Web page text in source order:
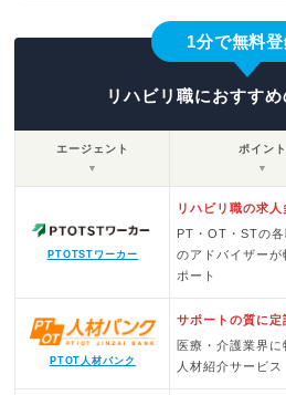
1分で無料
リハビリ職におすす
エージェント
▼
ポイント
▼
PTOTSTワーカー
リハビリ職の求人
PT・OT・STの各
のアドバイザーが
ポート
PTOT人材バンク
サポートの質に定
医療・介護業界に
人材紹介サービス